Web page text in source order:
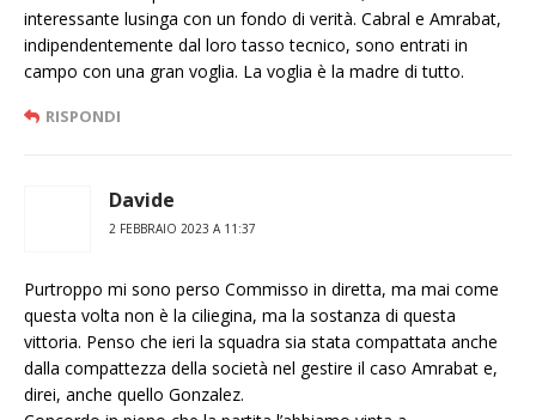
interessante lusinga con un fondo di verità. Cabral e Amrabat,
indipendentemente dal loro tasso tecnico, sono entrati in
campo con una gran voglia. La voglia è la madre di tutto.
RISPONDI
Davide
2 FEBBRAIO 2023 A 11:37
Purtroppo mi sono perso Commisso in diretta, ma mai come
questa volta non è la ciliegina, ma la sostanza di questa
vittoria. Penso che ieri la squadra sia stata compattata anche
dalla compattezza della società nel gestire il caso Amrabat e,
direi, anche quello Gonzalez.